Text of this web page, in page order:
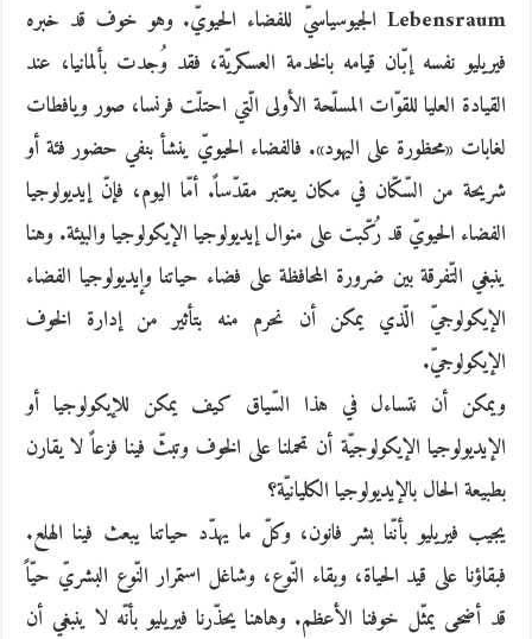
Lebensraum الجيوسياسيّ للفضاء الحيويّ. وهو خوف قد خبره
فيريليو نفسه إبّان قيامه بالخدمة العسكريّة، فقد وُجدت بألمانيا، عند
القيادة العليا للقوّات المسلّحة الأولى الّتي احتلّت فرنسا، صور ويافطات
لغابات «محظورة على اليهود». فالفضاء الحيويّ ينشأ بنفي حضور فئة أو
شريحة من السّكّان في مكان يعتبر مقدّساً. أمّا اليوم، فإنّ إيديولوجيا
الفضاء الحيويّ قد رُكّبت على منوال إيديولوجيا الإيكولوجيا والبيئة. وهنا
ينبغي التّفرقة بين ضرورة المحافظة على فضاء حياتنا وإيديولوجيا الفضاء
الإيكولوجيّ الّذي يمكن أن نحرم منه بتأثير من إدارة الخوف
الإيكولوجيّ.
ويمكن أن نتساءل في هذا السّياق كيف يمكن للإيكولوجيا أو
الإيديولوجيا الإيكولوجيّة أن تحملنا على الخوف وتبثّ فينا فزعاً لا يقارن
بطبيعة الحال بالإيديولوجيا الكليانيّة؟
يجيب فيريليو بأنّنا بشر فانون، وكلّ ما يهدّد حياتنا يبعث فينا الهلع.
فبقاؤنا على قيد الحياة، وبقاء النّوع، وشاغل استمرار النّوع البشريّ حيّاً
قد أضحى يمثّل خوفنا الأعظم. وهاهنا يحذّرنا فيريليو بأنّه لا ينبغي أن